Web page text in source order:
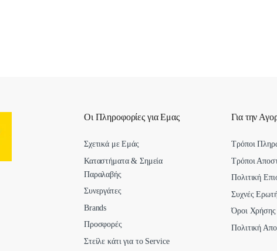
Οι Πληροφορίες για Εμας
Σχετικά με Εμάς
Καταστήματα & Σημεία
Παραλαβής
Συνεργάτες
Brands
Προσφορές
Στείλε κάτι για το Service
Για την
Τρόποι
Τρόποι
Πολιτική
Συχνές
Όροι Χρήσης
Πολιτική